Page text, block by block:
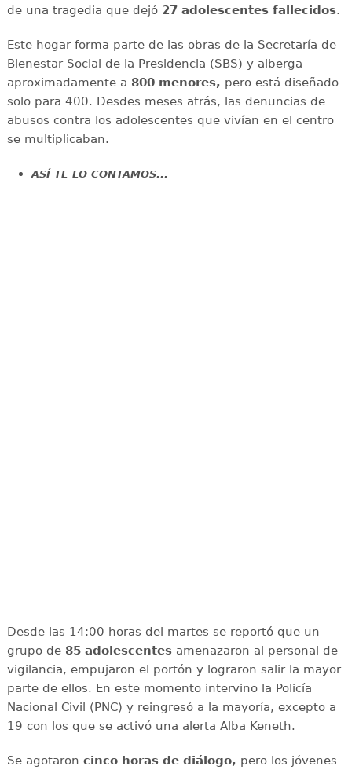
de una tragedia que dejó 27 adolescentes fallecidos.
Este hogar forma parte de las obras de la Secretaría de
Bienestar Social de la Presidencia (SBS) y alberga
aproximadamente a 800 menores, pero está diseñado
solo para 400. Desdes meses atrás, las denuncias de
abusos contra los adolescentes que vivían en el centro
se multiplicaban.
ASÍ TE LO CONTAMOS...
Desde las 14:00 horas del martes se reportó que un
grupo de 85 adolescentesamenazaron al personal de
vigilancia, empujaron el portón y lograron salir la mayor
parte de ellos. En este momento intervino la Policía
Nacional Civil (PNC) y reingresó a la mayoría, excepto a
19 con los que se activó una alerta Alba Keneth.
Se agotaron cinco horas de diálogo, pero los jóvenes